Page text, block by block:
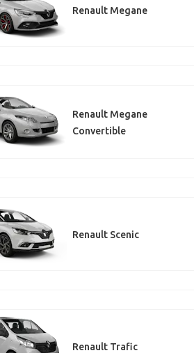
Renault Megane
Renault Megane
Convertible
Renault Scenic
Renault Trafic